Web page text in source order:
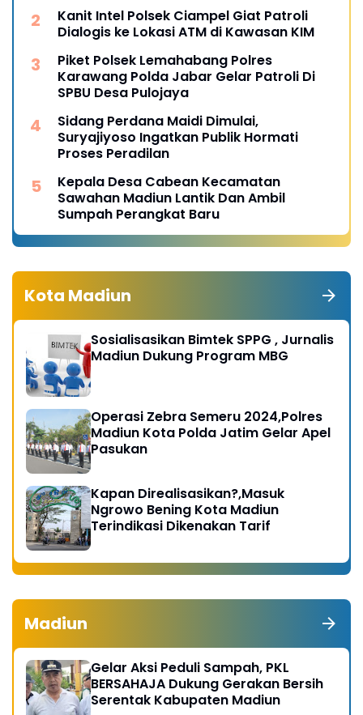
Kanit Intel Polsek Ciampel Giat Patroli
Dialogis ke Lokasi ATM di Kawasan KIM
Piket Polsek Lemahabang Polres
Karawang Polda Jabar Gelar Patroli Di
SPBU Desa Pulojaya
Sidang Perdana Maidi Dimulai,
Suryajiyoso Ingatkan Publik Hormati
Proses Peradilan
Kepala Desa Cabean Kecamatan
Sawahan Madiun Lantik Dan Ambil
Sumpah Perangkat Baru
Kota Madiun
Sosialisasikan Bimtek SPPG , Jurnalis
Madiun Dukung Program MBG
Operasi Zebra Semeru 2024,Polres
Madiun Kota Polda Jatim Gelar Apel
Pasukan
Kapan Direalisasikan?,Masuk
Ngrowo Bening Kota Madiun
Terindikasi Dikenakan Tarif
Madiun
Gelar Aksi Peduli Sampah, PKL
BERSAHAJA Dukung Gerakan Bersih
Serentak Kabupaten Madiun